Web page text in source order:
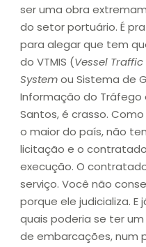
ser uma obra
do setor portuário. É
para alegar que tem
do VTMIS (Vessel
Systemou Sistema de
Informação do Tráfego
Santos, é crasso.
o maior do país, não
licitação e o
execução. O
serviço. Você não
porque ele judicializa. E
quais poderia se ter
de embarcações, num